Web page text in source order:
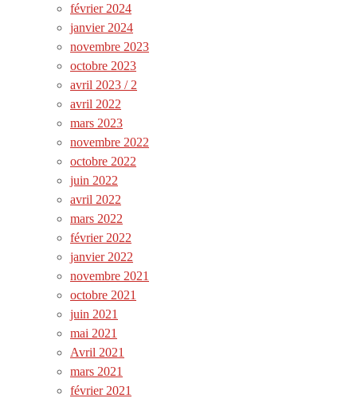
février 2024
janvier 2024
novembre 2023
octobre 2023
avril 2023 / 2
avril 2022
mars 2023
novembre 2022
octobre 2022
juin 2022
avril 2022
mars 2022
février 2022
janvier 2022
novembre 2021
octobre 2021
juin 2021
mai 2021
Avril 2021
mars 2021
février 2021